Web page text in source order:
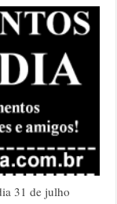
31 de julho